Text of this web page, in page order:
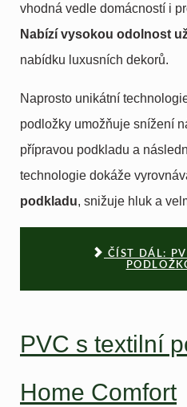
vhodná vedle domácností i
Nabízí vysokou odolnost
nabídku luxusních dekorů.
Naprosto unikátní
podložky umožňuje snížení
přípravou podkladu a
technologie dokáže
podkladu, snižuje hluk a
ČÍST DÁL:
PVC s textilní
Home Comfort